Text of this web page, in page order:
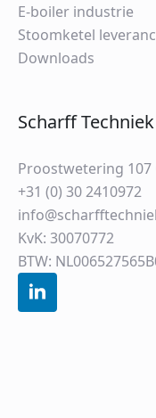
E-boiler industrie
Stoomketel
Downloads
Scharff
Proostwetering
+31 (0) 30 2410972
KvK: 30070772
BTW: